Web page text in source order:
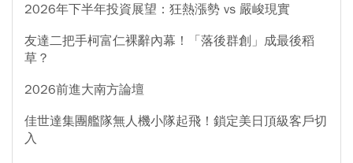
2026年下半年投資展望：狂熱漲勢 vs 嚴峻現實
友達二把手柯富仁裸辭內幕！「落後群創」成最後稻
草？
2026前進大南方論壇
佳世達集團艦隊無人機小隊起飛！鎖定美日頂級客戶切
入